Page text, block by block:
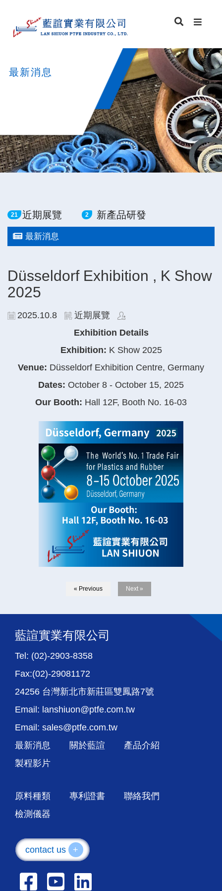
最新消息
近期展覽
21 新產品研發
2
最新消息
Düsseldorf Exhibition , K Show
2025
2025.10.8
近期展覽
Exhibition Details
Exhibition: K Show 2025
Venue: Düsseldorf Exhibition Centre, Germany
Dates: October 8 - October 15, 2025
Our Booth: Hall 12F, Booth No. 16-03
« Previous Next »
藍諠實業有限公司
Tel: (02)-2903-8358
Fax:(02)-29081172
24256 台灣新北市新莊區雙鳳路7號
Email: lanshiuon@ptfe.com.tw
Email: sales@ptfe.com.tw
最新消息
關於藍諠
產品介紹
製程影片
原料種類 專利證書
聯絡我們
檢測儀器
contact us +